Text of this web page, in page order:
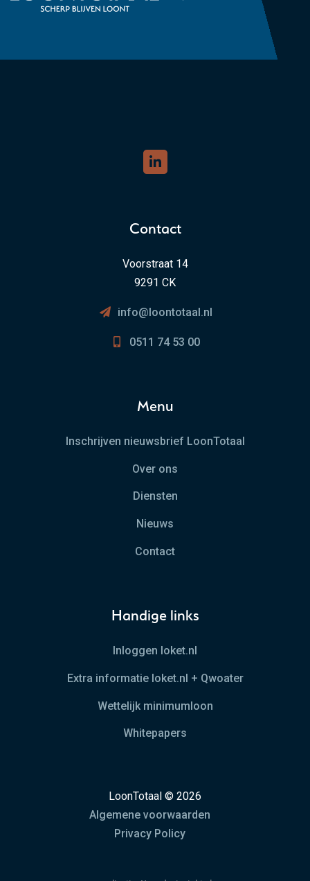
Contact
Voorstraat 14
9291 CK
info@loontotaal.nl
0511 74 53 00
Menu
Inschrijven nieuwsbrief LoonTotaal
Over ons
Diensten
Nieuws
Contact
Handige links
Inloggen loket.nl
Extra informatie loket.nl + Qwoater
Wettelijk minimumloon
Whitepapers
LoonTotaal © 2026
Algemene voorwaarden
Privacy Policy